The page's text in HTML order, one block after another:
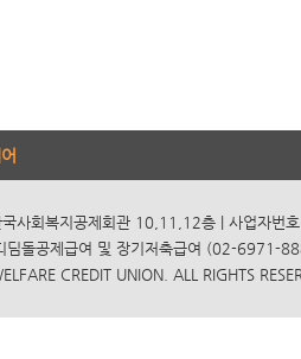
사회복지공제회관 10,11,12층 | 사업자번
돌공제급여 및 장기저축급여 (02-6971-
CREDIT UNION. ALL RIGHTS